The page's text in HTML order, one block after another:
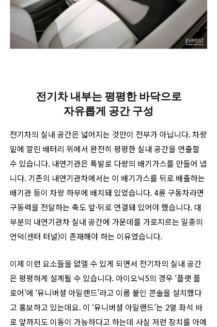
전기차 내부는 평평한 바닥으로
자유롭게 공간 구성
전기차의 실내 공간은 넓어지는 것만이 전부가 아닙니다. 차량
밑에 깔린 배터리 위에서 완전히 평평한 실내 공간을 연출할
수 있습니다. 내연기관은 폭발로 다량의 배기가스를 만들어 냅
니다. 기존의 내연기관차에서는 이 배기가스를 뒤로 배출하는
배기관 등이 차량 하부에 배치돼 있었습니다. 4륜 구동차라면
구동력을 전달하는 축도 앞·뒤로 연결돼 있어야 했습니다. 대
부분의 내연기관차 실내 공간에 가운데를 가로지르는 일종의
언덕(센터 터널)이 존재해야 하는 이유였습니다.
이제 이런 요소들을 없앨 수 있게 되면서 전기차의 실내 공간
은 평평하게 설계될 수 있습니다. 아이오닉5의 경우 ‘플랫 플
로어’에 ‘유니버셜 아일랜드’라고 이름 붙인 콘솔을 설치했다
고 홍보하고 있는데요. 이 ‘유니버셜 아일랜드’는 2열 좌석 바
로 앞까지도 이동이 가능하다고 하는데 사실 저런 장치를 아예